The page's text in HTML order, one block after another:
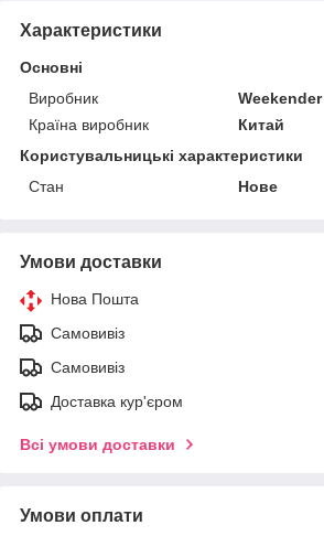
Характеристики
Основні
Виробник
Weekender
Країна виробник
Китай
Користувальницькі характеристики
Стан
Нове
Умови доставки
Нова Пошта
Самовивіз
Самовивіз
Доставка кур'єром
Всі умови доставки
Умови оплати